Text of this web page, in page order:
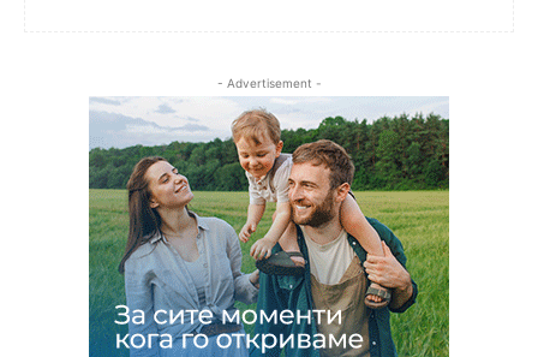
- Advertisement -